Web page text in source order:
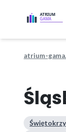
atrium-